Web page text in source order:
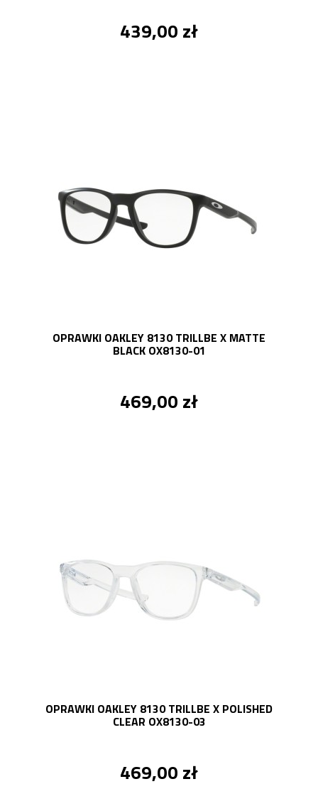
439,00 zł
OPRAWKI OAKLEY 8130 TRILLBE X MATTE
BLACK OX8130-01
469,00 zł
OPRAWKI OAKLEY 8130 TRILLBE X POLISHED
CLEAR OX8130-03
469,00 zł